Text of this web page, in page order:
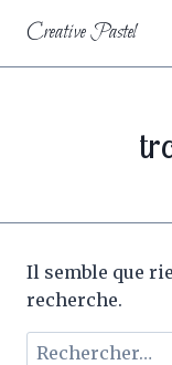
contenu
Creative Pastel
Il semble que
recherche.
Rechercher :